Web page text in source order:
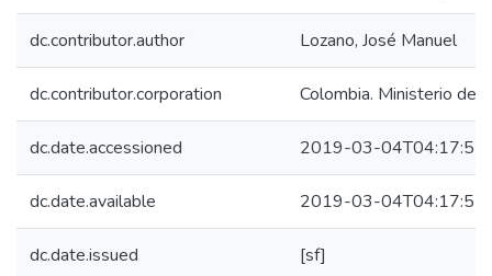
dc.contributor.author Lozano, José Manuel
dc.contributor.corporation Colombia. Ministerio de
dc.date.accessioned 2019-03-
dc.date.available 2019-03-
dc.date.issued [sf]